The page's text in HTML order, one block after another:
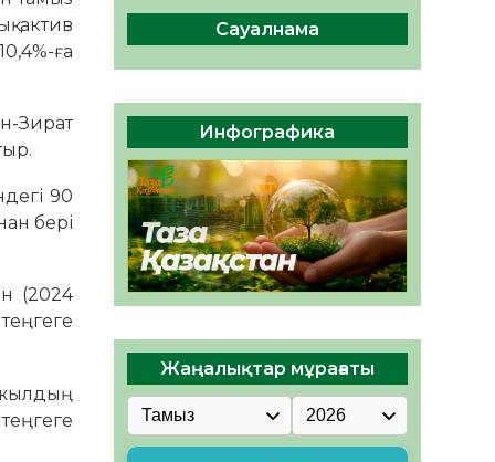
актив
ға
Зират
90
бері
(2024
жылдың
беруге дайын
ӘРБІР ДАУЫС – ҚОҒАМ
ДАМУЫНА ҚОСЫЛҒАН
ҮЛЕС
05.08.2026
36 0
Сауалнама
Инфографика
Жаңалықтар мұрағаты